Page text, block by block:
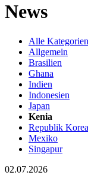
News
Alle Kategorien
Allgemein
Brasilien
Ghana
Indien
Indonesien
Japan
Kenia
Republik Korea
Mexiko
Singapur
02.07.2026